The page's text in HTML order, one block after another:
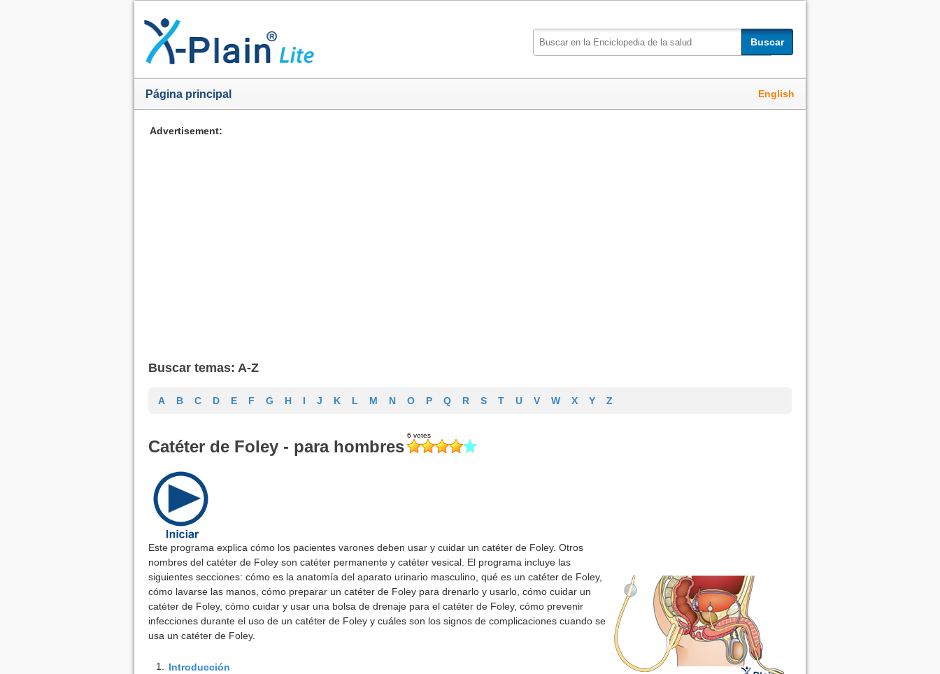
Buscar
Página principal English
Advertisement:
Buscar temas: A-Z
A B C D E F G H I J K L M N O P Q R S T U V W X Y Z
Catéter de Foley - para hombres
Este programa explica cómo los pacientes varones deben usar y cuidar un catéter de Foley. Otros
nombres del catéter de Foley son catéter permanente y catéter vesical. El programa incluye las
siguientes secciones: cómo es la anatomía del aparato urinario masculino, qué es un catéter de Foley,
cómo lavarse las manos, cómo preparar un catéter de Foley para drenarlo y usarlo, cómo cuidar un
catéter de Foley, cómo cuidar y usar una bolsa de drenaje para el catéter de Foley, cómo prevenir
infecciones durante el uso de un catéter de Foley y cuáles son los signos de complicaciones cuando se
usa un catéter de Foley.
1. Introducción